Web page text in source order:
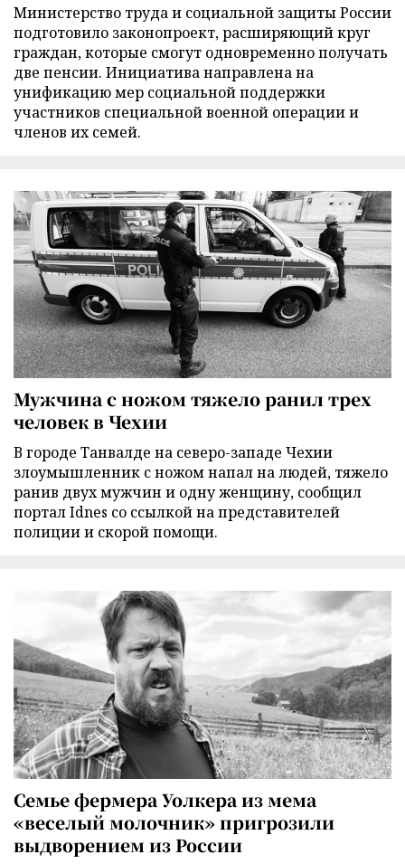
Министерство труда и социальной защиты России
подготовило законопроект, расширяющий круг
граждан, которые смогут одновременно получать
две пенсии. Инициатива направлена на
унификацию мер социальной поддержки
участников специальной военной операции и
членов их семей.
Мужчина с ножом тяжело ранил трех
человек в Чехии
В городе Танвалде на северо-западе Чехии
злоумышленник с ножом напал на людей, тяжело
ранив двух мужчин и одну женщину, сообщил
портал Idnes со ссылкой на представителей
полиции и скорой помощи.
Семье фермера Уолкера из мема
«веселый молочник» пригрозили
выдворением из России